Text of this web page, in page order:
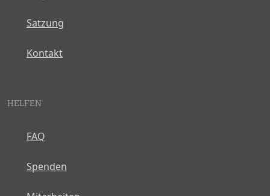
Satzung
Kontakt
HELFEN
FAQ
Spenden